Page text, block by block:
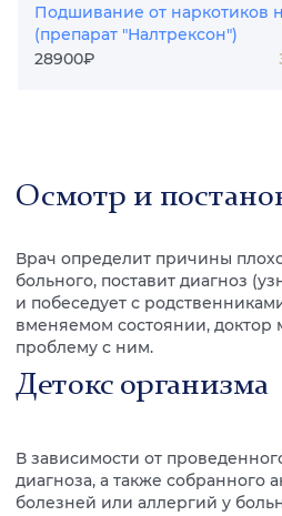
Подшивание от наркотиков
(препарат "Налтрексон")
28900₽
Осмотр и
Врач определит причины
больного, поставит диагноз
и побеседует с
вменяемом состоянии, доктор
проблему с ним.
Детокс организма
В зависимости от
диагноза, а также собранного
болезней или аллергий у